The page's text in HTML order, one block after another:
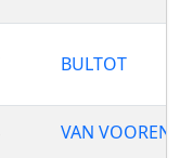
BULTOT
VAN VOOREN